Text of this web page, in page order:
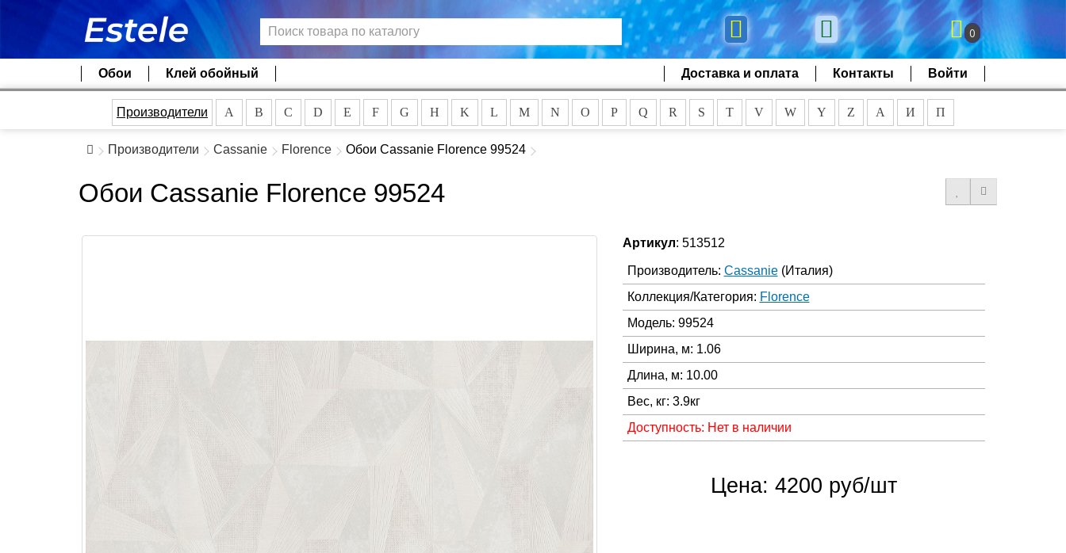
0
Обои Клей обойный Доставка и оплата Контакты Войти
Производители A B C D E F G H K L M N O P Q R S T V W Y Z А И П
Производители Cassanie Florence Обои Cassanie Florence 99524
Обои Cassanie Florence 99524
Артикул: 513512
Производитель: Cassanie (Италия)
Коллекция/Категория: Florence
Модель: 99524
Ширина, м: 1.06
Длина, м: 10.00
Вес, кг: 3.9кг
Доступность: Нет в наличии
Цена: 4200 руб/шт